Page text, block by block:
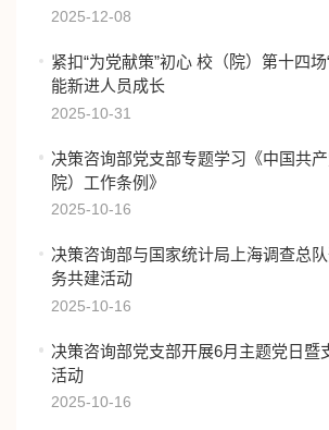
2025-12-08
紧扣“为党献策”初心 校（院）第十四
能新进人员成长
2025-10-31
决策咨询部党⽀部专题学习《中国共
院）⼯作条例》
2025-10-16
决策咨询部与国家统计局上海调查总
务共建活动
2025-10-16
决策咨询部党⽀部开展6⽉主题党⽇暨
活动
2025-10-16